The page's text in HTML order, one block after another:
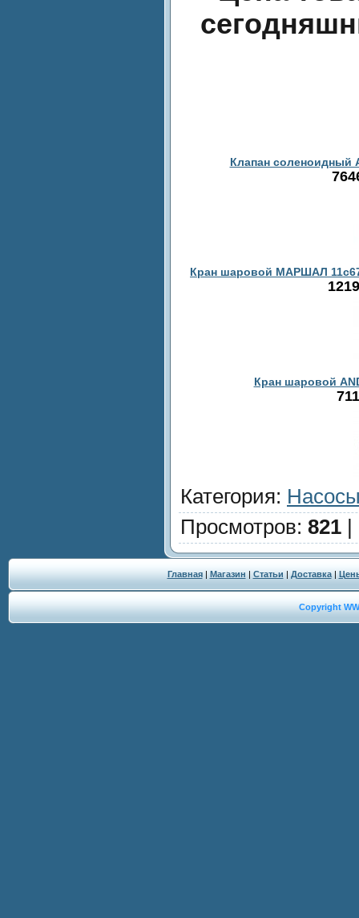
Клапан соленоидный
Кран шаровой МАРШАЛ
Кран шаровой
Категория:
Просмотров: 821 |
Главная| Магазин | Статьи | Доставка|
Copyright